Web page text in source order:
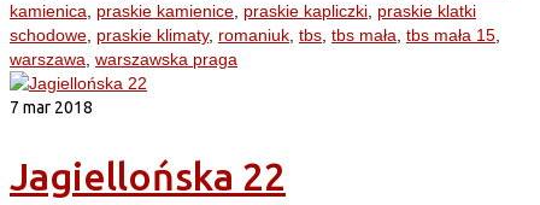
kamienica, praskie kamienice, praskie kapliczki, praskie klatki
schodowe, praskie klimaty, romaniuk, tbs, tbs mała, tbs mała 15,
warszawa, warszawska praga
7 mar 2018
Jagiellońska 22